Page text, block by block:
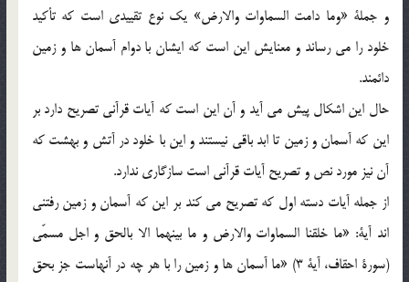
و جملة «وما دامت السماوات والارض» يك نوع تقييدي است كه تأكيد
خلود را مي رساند و معنايش اين است كه ايشان با دوام آسمان ها و زمين
دائمند.
حال اين اشكال پيش مي آيد و آن اين است كه آيات قرآني تصريح دارد بر
اين كه آسمان و زمين تا ابد باقي نيستند و اين با خلود در آتش و بهشت كه
آن نيز مورد نص و تصريح آيات قرآني است سازگاري ندارد.
از جمله آيات دسته اول كه تصريح مي كند بر اين كه آسمان و زمين رفتني
اند آية: «ما خلقنا السماوات والارض و ما بينهما الا بالحق و اجل مسمّي
(سورة احقاف، آية 3) «ما آسمان ها و زمين را با هر چه در آنهاست جز بحق